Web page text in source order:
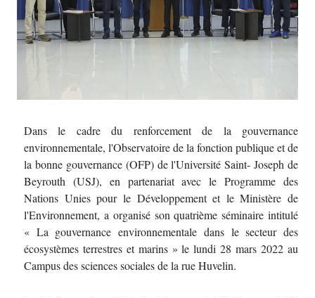
Dans le cadre du renforcement de la gouvernance
environnementale, l'Observatoire de la fonction publique et de
la bonne gouvernance (OFP) de l'Université Saint- Joseph de
Beyrouth (USJ), en partenariat avec le Programme des
Nations Unies pour le Développement et le Ministère de
l'Environnement, a organisé son quatrième séminaire intitulé
« La gouvernance environnementale dans le secteur des
écosystèmes terrestres et marins » le lundi 28 mars 2022 au
Campus des sciences sociales de la rue Huvelin.